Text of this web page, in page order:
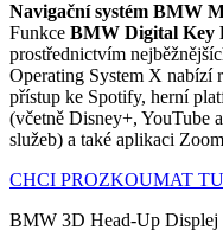
Navigační systém BMW
Funkce BMW Digital Key
prostřednictvím
Operating System X nabízí
přístup ke Spotify, herní
(včetně Disney+, YouTube
služeb) a také aplikaci
CHCI PROZKOUMAT
BMW 3D Head-Up Displej